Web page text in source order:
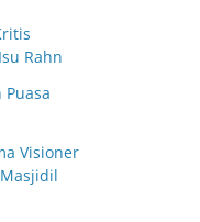
Rahn
Visioner